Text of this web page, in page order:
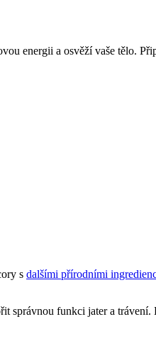
energii a osvěží vaše tělo.
s dalšími přírodními
správnou funkci jater a